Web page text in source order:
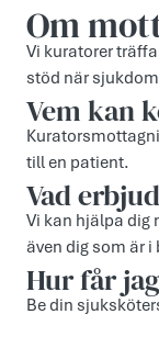
Om
Vi kuratorer
stöd när
Vem kan
till en patient.
Vad
Vi kan hjälpa dig
även dig som är
Hur får
Be din